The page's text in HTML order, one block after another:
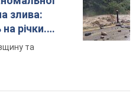
злива:
річки.
та